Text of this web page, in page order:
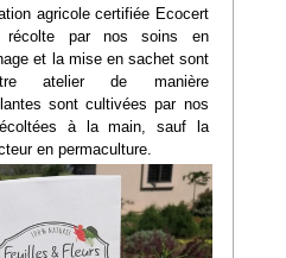
agricole certifiée Ecocert
récolte par nos soins en
et la mise en sachet sont
atelier de manière
sont cultivées par nos
à la main, sauf la
en permaculture.